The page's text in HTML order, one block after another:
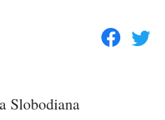
Slobodiana